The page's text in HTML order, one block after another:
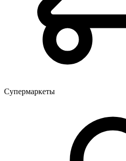
Супермаркеты